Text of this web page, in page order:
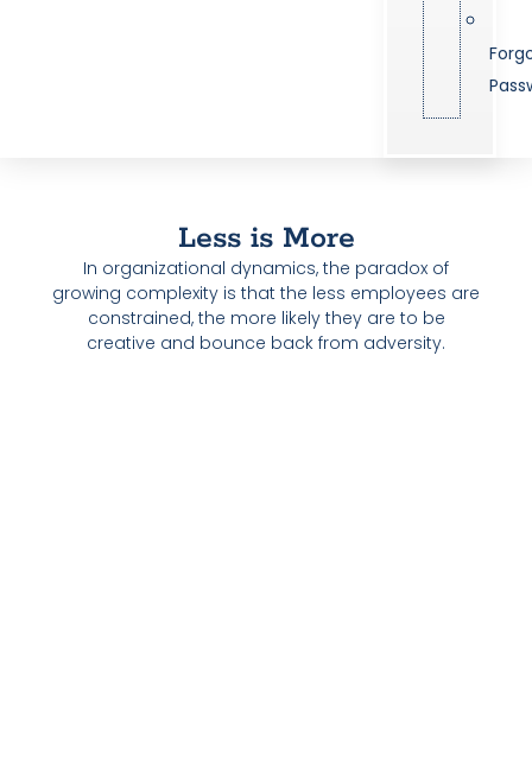
Less is More
In organizational dynamics, the paradox of
growing complexity is that the less employees are
constrained, the more likely they are to be
creative and bounce back from adversity.